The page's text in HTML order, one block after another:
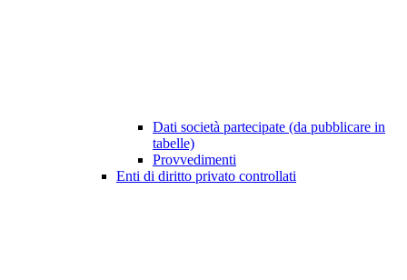
Dati società partecipate (da pubblicare in
tabelle)
Provvedimenti
Enti di diritto privato controllati